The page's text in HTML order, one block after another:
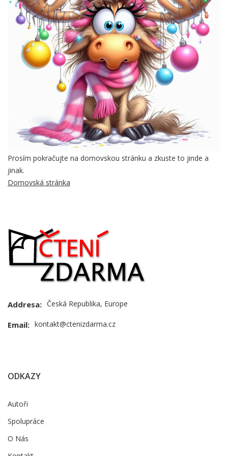
Prosím pokračujte na domovskou stránku a zkuste to jinde a
jinak.
Domovská stránka
Addresa: Česká Republika, Europe
Email: kontakt@ctenizdarma.cz
ODKAZY
Autoři
Spolupráce
O Nás